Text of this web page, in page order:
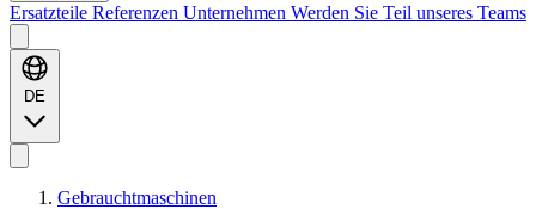
Ersatzteile Referenzen Unternehmen Werden Sie Teil unseres Teams
DE
Gebrauchtmaschinen